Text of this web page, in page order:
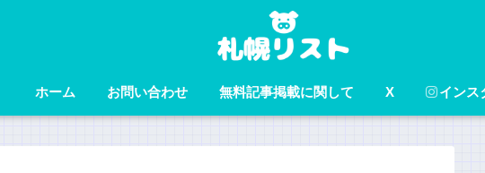
ホーム お問い合わせ 無料記事掲載に関して X インス